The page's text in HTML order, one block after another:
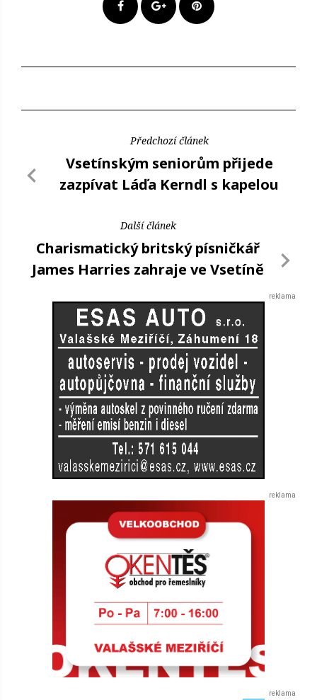
Předchozí článek
Vsetínským seniorům přijede
zazpívat Láďa Kerndl s kapelou
Další článek
Charismatický britský písničkář
James Harries zahraje ve Vsetíně